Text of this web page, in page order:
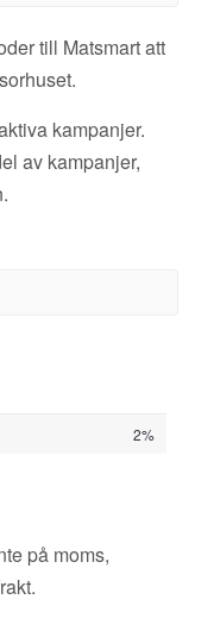
till Matsmart att
kampanjer.
av kampanjer,
2%
på moms,